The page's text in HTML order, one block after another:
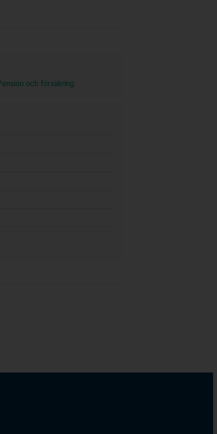
och försäkring